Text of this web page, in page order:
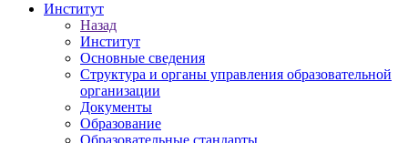
Институт
Назад
Институт
Основные сведения
Структура и органы управления образовательной
организации
Документы
Образование
Образовательные стандарты